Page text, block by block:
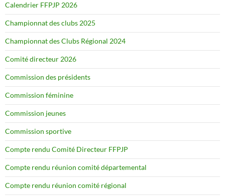
Calendrier FFPJP 2026
Championnat des clubs 2025
Championnat des Clubs Régional 2024
Comité directeur 2026
Commission des présidents
Commission féminine
Commission jeunes
Commission sportive
Compte rendu Comité Directeur FFPJP
Compte rendu réunion comité départemental
Compte rendu réunion comité régional